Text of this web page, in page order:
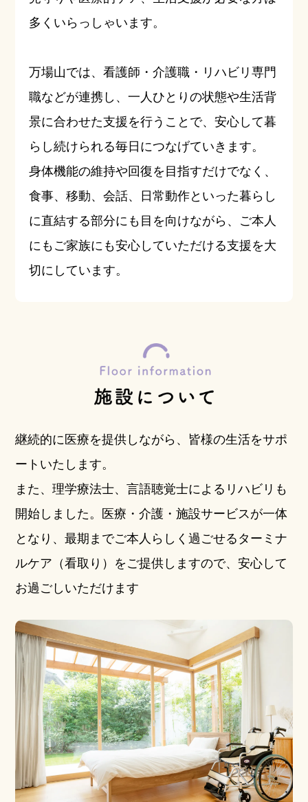
多くいらっしゃいます。
万場山では、看護師・介護職・リハビリ専門
職などが連携し、一人ひとりの状態や生活背
景に合わせた支援を行うことで、安心して暮
らし続けられる毎日につなげていきます。
身体機能の維持や回復を目指すだけでなく、
食事、移動、会話、日常動作といった暮らし
に直結する部分にも目を向けながら、ご本人
にもご家族にも安心していただける支援を大
切にしています。
継続的に医療を提供しながら、皆様の生活をサポ
ートいたします。
また、理学療法士、言語聴覚士によるリハビリも
開始しました。医療・介護・施設サービスが一体
となり、最期までご本人らしく過ごせるターミナ
ルケア（看取り）をご提供しますので、安心して
お過ごしいただけます